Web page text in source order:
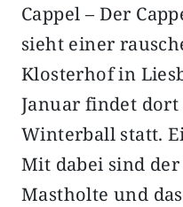
Cappel – Der
sieht einer
Klosterhof in
Januar findet dort
Winterball statt.
Mit dabei sind
Mastholte und